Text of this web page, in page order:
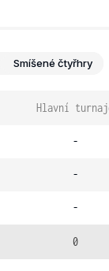
Smíšené čtyřhry
Hlavní
-
-
-
0